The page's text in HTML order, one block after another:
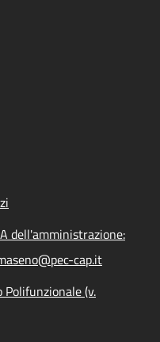
dell'amministrazione:
cap.it
Polifunzionale (v.